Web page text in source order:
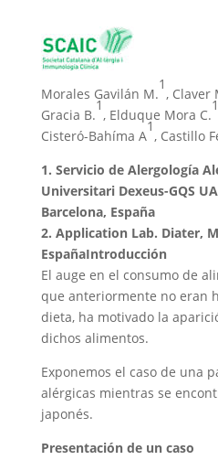
Morales Gavilán M.
1
, Claver
Gracia B.
1
, Elduque Mora C.
1
Cisteró-Bahíma A
1
, Castillo
1. Servicio de Alergología
Universitari Dexeus-GQS
Barcelona, España
2. Application Lab. Diater,
EspañaIntroducción
El auge en el consumo de
que anteriormente no eran
dieta, ha motivado la
dichos alimentos.
Exponemos el caso de una
alérgicas mientras se
japonés.
Presentación de un caso